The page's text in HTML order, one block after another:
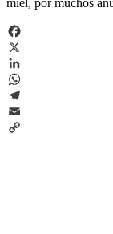
Facebook
X
LinkedIn
WhatsApp
Telegram
Email